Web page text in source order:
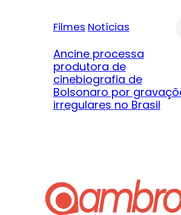
Filmes Notícias
Ancine processa
produtora de
cinebiografia de
Bolsonaro por
irregulares no Brasil